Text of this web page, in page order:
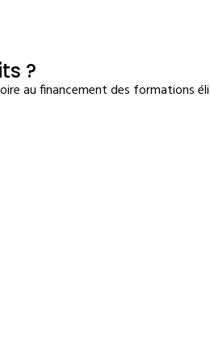
?
au financement des formations